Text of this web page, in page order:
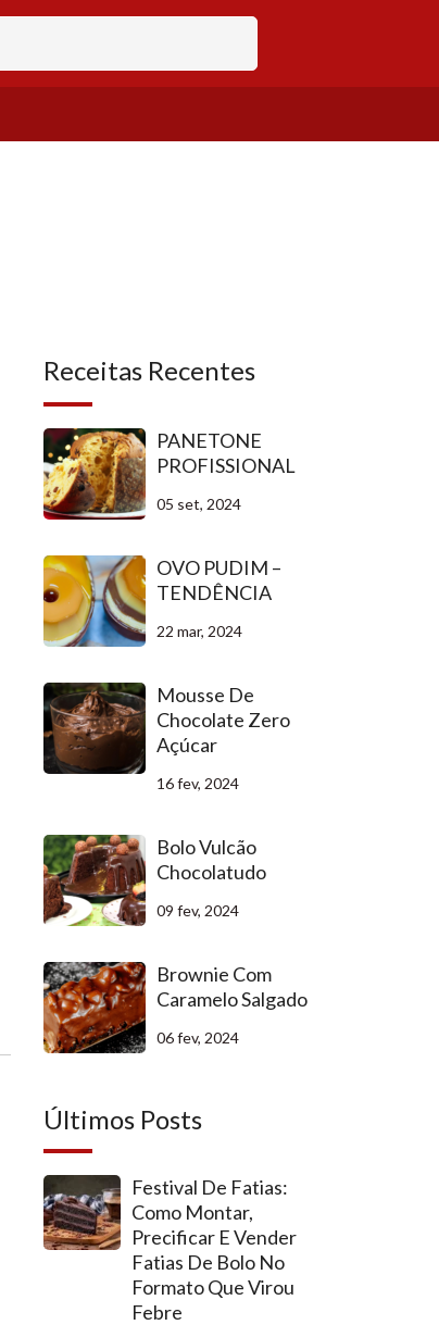
Receitas Recentes
PANETONE
PROFISSIONAL
05 set, 2024
OVO PUDIM –
TENDÊNCIA
22 mar, 2024
Mousse De
Chocolate Zero
Açúcar
16 fev, 2024
Bolo Vulcão
Chocolatudo
09 fev, 2024
Brownie Com
Caramelo Salgado
06 fev, 2024
Últimos Posts
Festival De Fatias:
Como Montar,
Precificar E Vender
Fatias De Bolo No
Formato Que Virou
Febre